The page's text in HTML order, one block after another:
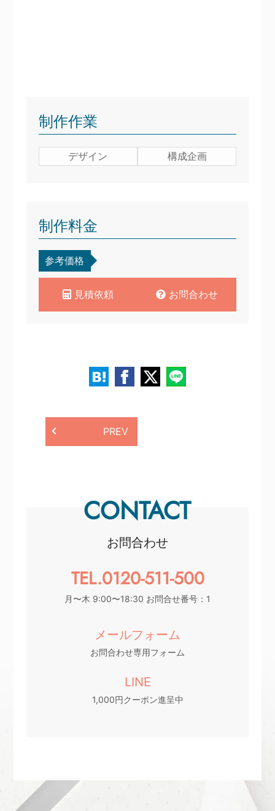
制作作業
デザイン 構成企画
制作料金
参考価格
見積依頼 お問合わせ
PREV
CONTACT
お問合わせ
TEL.0120-511-500
月〜木 9:00〜18:30 お問合せ番号：1
メールフォーム
お問合わせ専用フォーム
LINE
1,000円クーポン進呈中